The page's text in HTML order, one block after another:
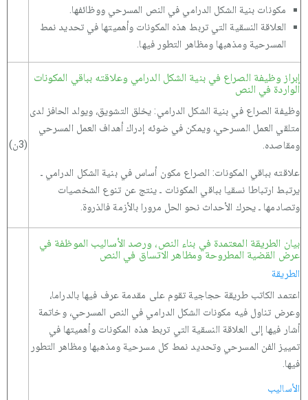
مكونات بنية الشكل الدرامي في النص المسرحي ووظائفها.
العلاقة النسقية التي تربط هذه المكونات وأهميتها في تحديد نمط
المسرحية ومذهبها ومظاهر التطور فيها.
إبراز وظيفة الصراع في بنية الشكل الدرامي وعلاقته بباقي المكونات
الواردة في النص
وظيفة الصراع في بنية الشكل الدرامي: يخلق التشويق، ويولد الحافز لدى
متلقي العمل المسرحي، ويمكن في ضوئه إدراك أهداف العمل المسرحي
ومقاصده.
علاقته بباقي المكونات: الصراع مكون أساس في بنية الشكل الدرامي ـ
يرتبط ارتباطا نسقيا بباقي المكونات ـ ينتج عن تنوع الشخصيات
وتصادمها ـ يحرك الأحداث نحو الحل مرورا بالأزمة فالذروة.
(3ن)
بيان الطريقة المعتمدة في بناء النص، ورصد الأساليب الموظفة في
عرض القضية المطروحة ومظاهر الاتساق في النص
الطريقة
اعتمد الكاتب طريقة حجاجية تقوم على مقدمة عرف فيها بالدراما،
وعرض تناول فيه مكونات الشكل الدرامي في النص المسرحي، وخاتمة
أشار فيها إلى العلاقة النسقية التي تربط هذه المكونات وأهميتها في
تمييز الفن المسرحي وتحديد نمط كل مسرحية ومذهبها ومظاهر التطور
فيها.
الأساليب